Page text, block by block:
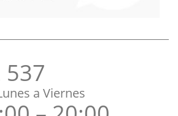
537
a Viernes